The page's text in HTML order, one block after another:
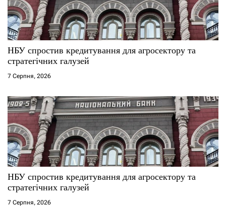
НБУ спростив кредитування для агросектору та
стратегічних галузей
7 Серпня, 2026
НБУ спростив кредитування для агросектору та
стратегічних галузей
7 Серпня, 2026